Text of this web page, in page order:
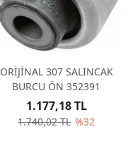
ORİJİNAL 307 SALINCAK
BURCU ÖN 352391
1.740,02 TL %32
1.177,18 TL